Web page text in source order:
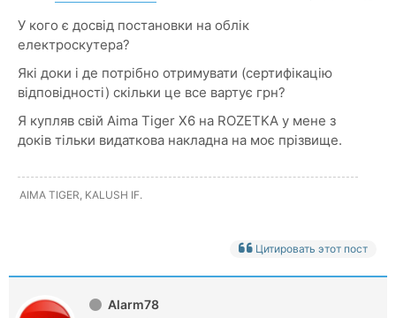
У кого є досвід постановки на облік
електроскутера?
Які доки і де потрібно отримувати (сертифікацію
відповідності) скільки це все вартує грн?
Я купляв свій Aima Tiger X6 на ROZETKA у мене з
доків тільки видаткова накладна на моє прізвище.
AIMA TIGER, KALUSH IF.
Цитировать этот пост
Alarm78